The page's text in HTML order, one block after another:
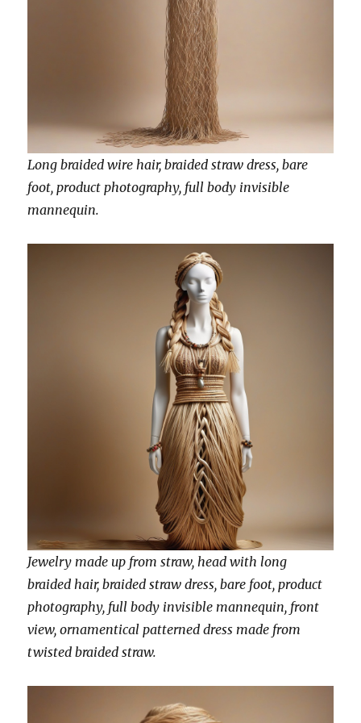
Long braided wire hair, braided straw dress, bare
foot, product photography, full body invisible
mannequin.
Jewelry made up from straw, head with long
braided hair, braided straw dress, bare foot, product
photography, full body invisible mannequin, front
view, ornamentical patterned dress made from
twisted braided straw.